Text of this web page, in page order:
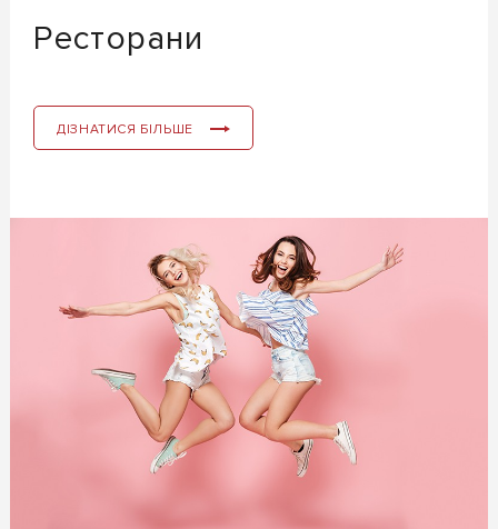
Ресторани
ДІЗНАТИСЯ БІЛЬШЕ